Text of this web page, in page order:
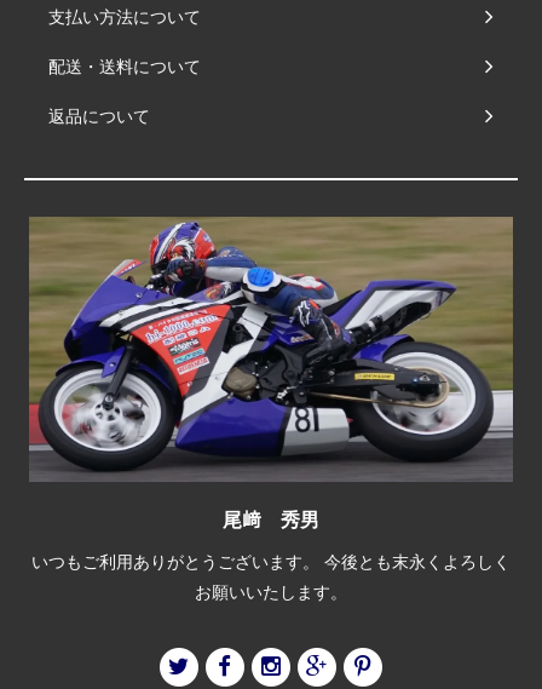
支払い方法について
配送・送料について
返品について
尾﨑 秀男
いつもご利用ありがとうございます。 今後とも末永くよろしく
お願いいたします。